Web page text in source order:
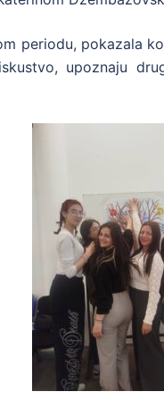
periodu, pokazala
upoznaju